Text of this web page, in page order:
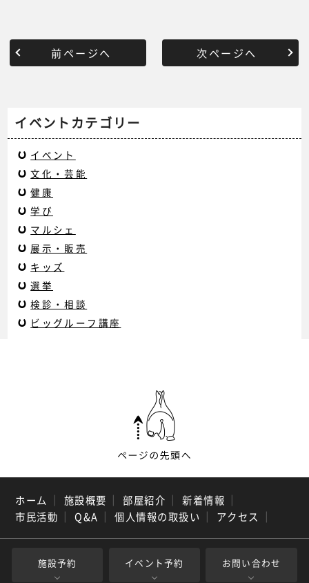
前ページへ 次ページへ
イベントカテゴリー
イベント
文化・芸能
健康
学び
マルシェ
展示・販売
キッズ
選挙
検診・相談
ビッグルーフ講座
ホーム ｜ 施設概要 ｜ 部屋紹介 ｜ 新着情報 ｜
市民活動 ｜ Q&A ｜ 個人情報の取扱い ｜ アクセス ｜
施設予約 イベント予約 お問い合わせ